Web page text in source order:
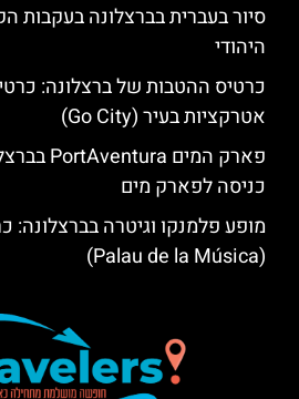
סיור בעברית בברצלונה בעקבות
היהודי
כרטיס ההטבות של ברצלונה:
אטרקציות בעיר (Go City)
כניסה לפארק מים
מופע פלמנקו וגיטרה בברצלונה:
(Palau de la Música)